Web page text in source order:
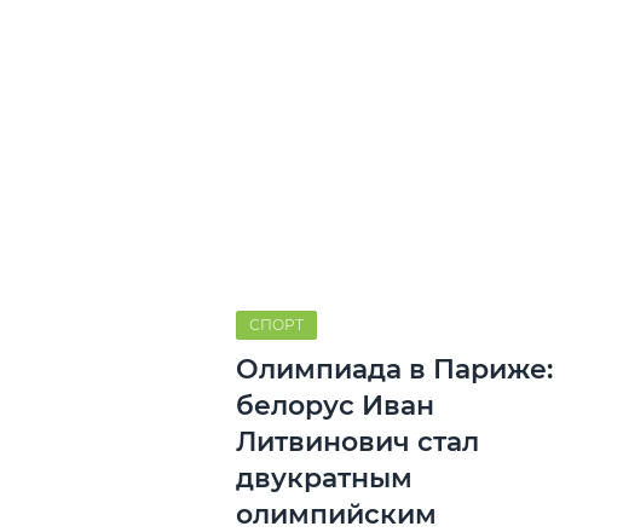
СПОРТ
Олимпиада в Париже:
белорус Иван
Литвинович стал
двукратным
олимпийским